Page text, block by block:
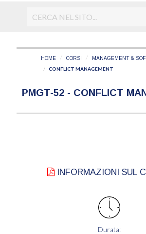
HOME CORSI MANAGEMENT &
CONFLICT MANAGEMENT
PMGT-52 - CONFLICT
INFORMAZIONI SUL
Durata: